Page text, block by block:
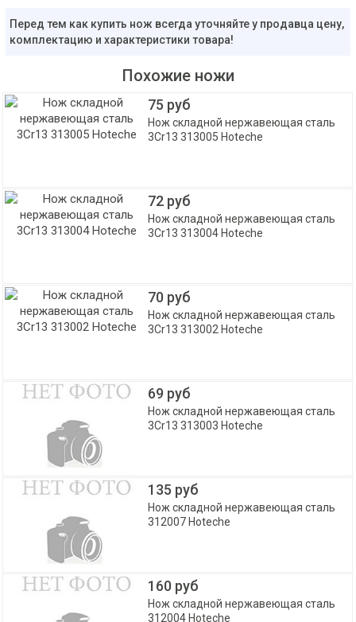
Перед тем как купить нож всегда уточняйте у продавца цену,
комплектацию и характеристики товара!
Похожие ножи
75 руб
Нож складной нержавеющая сталь
3Cr13 313005 Hoteche
72 руб
Нож складной нержавеющая сталь
3Cr13 313004 Hoteche
70 руб
Нож складной нержавеющая сталь
3Cr13 313002 Hoteche
69 руб
Нож складной нержавеющая сталь
3Cr13 313003 Hoteche
135 руб
Нож складной нержавеющая сталь
312007 Hoteche
160 руб
Нож складной нержавеющая сталь
312004 Hoteche